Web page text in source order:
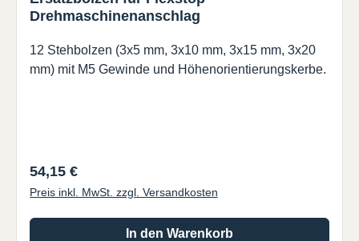
Drehmaschinenanschlag
12 Stehbolzen (3x5 mm, 3x10 mm, 3x15 mm, 3x20
mm) mit M5 Gewinde und Höhenorientierungskerbe.
Regulärer Preis:
54,15 €
Preis inkl. MwSt. zzgl. Versandkosten
In den Warenkorb